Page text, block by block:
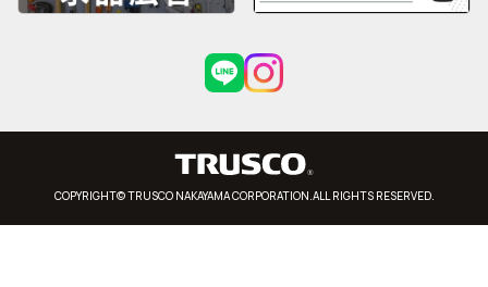
COPYRIGHT© TRUSCO NAKAYAMA CORPORATION.ALL RIGHTS RESERVED.